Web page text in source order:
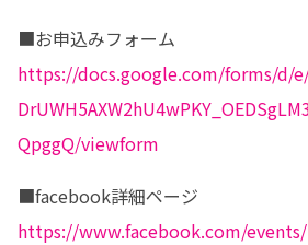
https://docs.google.com/forms/d/
QpggQ/viewform
https://www.facebook.com/